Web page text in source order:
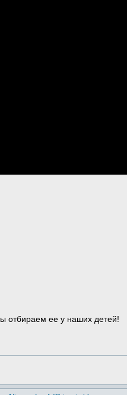
отбираем ее у наших детей!